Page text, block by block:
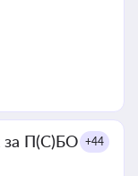
за П(С)БО +44